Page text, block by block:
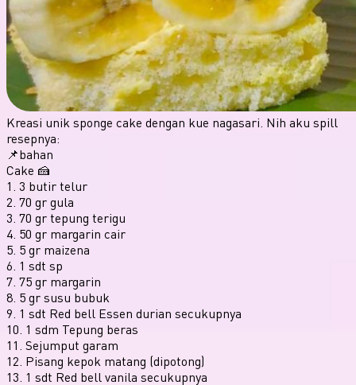
Kreasi unik sponge cake dengan kue nagasari. Nih aku spill
resepnya:
📌bahan
Cake 🍰
1. 3 butir telur
2. 70 gr gula
3. 70 gr tepung terigu
4. 50 gr margarin cair
5. 5 gr maizena
6. 1 sdt sp
7. 75 gr margarin
8. 5 gr susu bubuk
9. 1 sdt Red bell Essen durian secukupnya
10. 1 sdm Tepung beras
11. Sejumput garam
12. Pisang kepok matang (dipotong)
13. 1 sdt Red bell vanila secukupnya